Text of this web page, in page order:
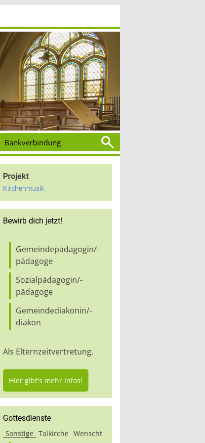
Bankverbindung
nach:
Projekt
Kirchenmusik
Bewirb dich jetzt!
Gemeindepädagogin/-
pädagoge
Sozialpädagogin/-
pädagoge
Gemeindediakonin/-
diakon
Als Elternzeitvertretung.
Hier gibt's mehr Infos!
Gottesdienste
Sonstige Talkirche Wenscht